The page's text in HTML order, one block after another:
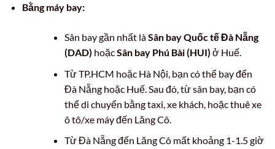
Bằng máy bay:
Sân bay gần nhất làSân bay Quốc tế Đà Nẵng
(DAD) hoặcSân bay Phú Bài (HUI) ở Huế.
Từ TP.HCM hoặc Hà Nội, bạn có thể bay đến
Đà Nẵng hoặc Huế. Sau đó, từ sân bay, bạn có
thể di chuyển bằng taxi, xe khách, hoặc thuê xe
ô tô/xe máy đến Lăng Cô.
Từ Đà Nẵng đến Lăng Cô mất khoảng 1-1.5 giờ